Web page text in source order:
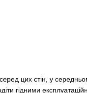
цих стін, у
гідними